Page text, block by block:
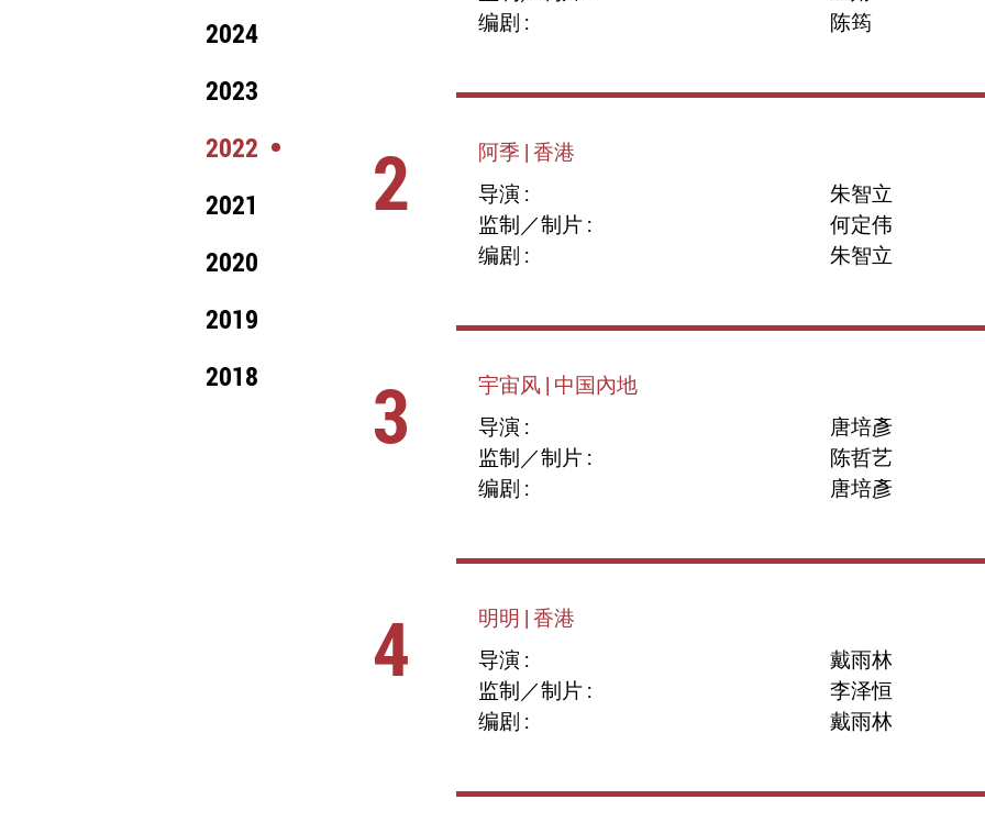
2024
2023
2022
2021
2020
2019
2018
编剧 :
陈筠
2
阿季 | 香港
导演 :
朱智立
监制／制片 :
何定伟
编剧 :
朱智立
3
宇宙风 | 中国內地
导演 :
唐培彥
监制／制片 :
陈哲艺
编剧 :
唐培彥
4
明明 | 香港
导演 :
戴雨林
监制／制片 :
李泽恒
编剧 :
戴雨林